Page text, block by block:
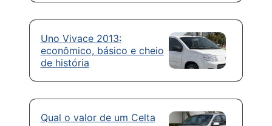
Uno Vivace 2013:
econômico, básico e cheio
de história
Qual o valor de um Celta